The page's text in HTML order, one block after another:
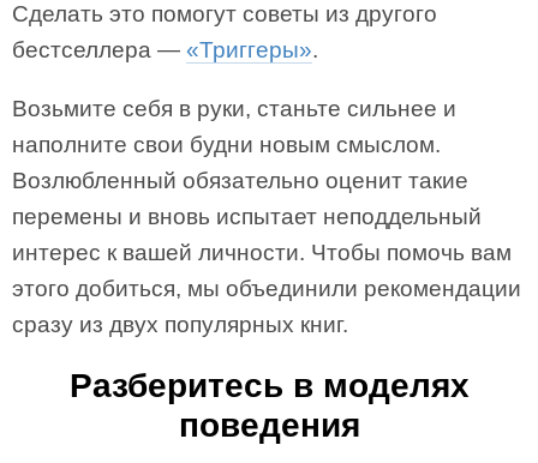
Сделать это помогут советы из другого
бестселлера — «Триггеры».
Возьмите себя в руки, станьте сильнее и
наполните свои будни новым смыслом.
Возлюбленный обязательно оценит такие
перемены и вновь испытает неподдельный
интерес к вашей личности. Чтобы помочь вам
этого добиться, мы объединили рекомендации
сразу из двух популярных книг.
Разберитесь в моделях
поведения